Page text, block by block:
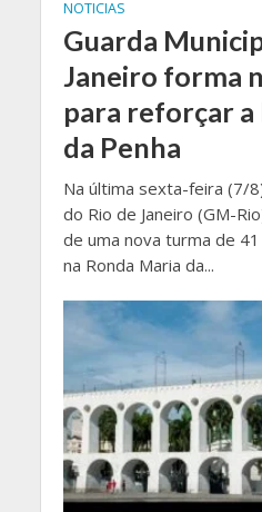
NOTICIAS
Guarda
Janeiro forma
para reforçar a
da Penha
Na última sexta-feira (7/
do Rio de Janeiro (GM-
de uma nova turma de
na Ronda Maria da...